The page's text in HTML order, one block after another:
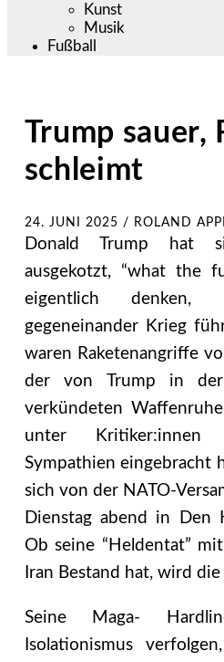
Kunst
Musik
Fußball
Trump sauer,
schleimt
24. JUNI 2025 / ROLAND
Donald Trump hat
ausgekotzt, “what the
eigentlich
gegeneinander Krieg
waren Raketenangriffe
der von Trump in
verkündeten
unter Kritiker:innen
Sympathien eingebracht
sich von der NATO-
Dienstag abend in Den
Ob seine “Heldentat”
Iran Bestand hat, wird
Seine Maga-
Isolationismus